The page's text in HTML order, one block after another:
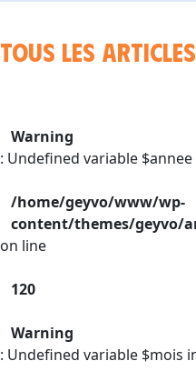
Tous les
Warning
: Undefined variable $annee
/home/geyvo/www/wp-
content/themes/geyvo/
on line
120
Warning
: Undefined variable $mois